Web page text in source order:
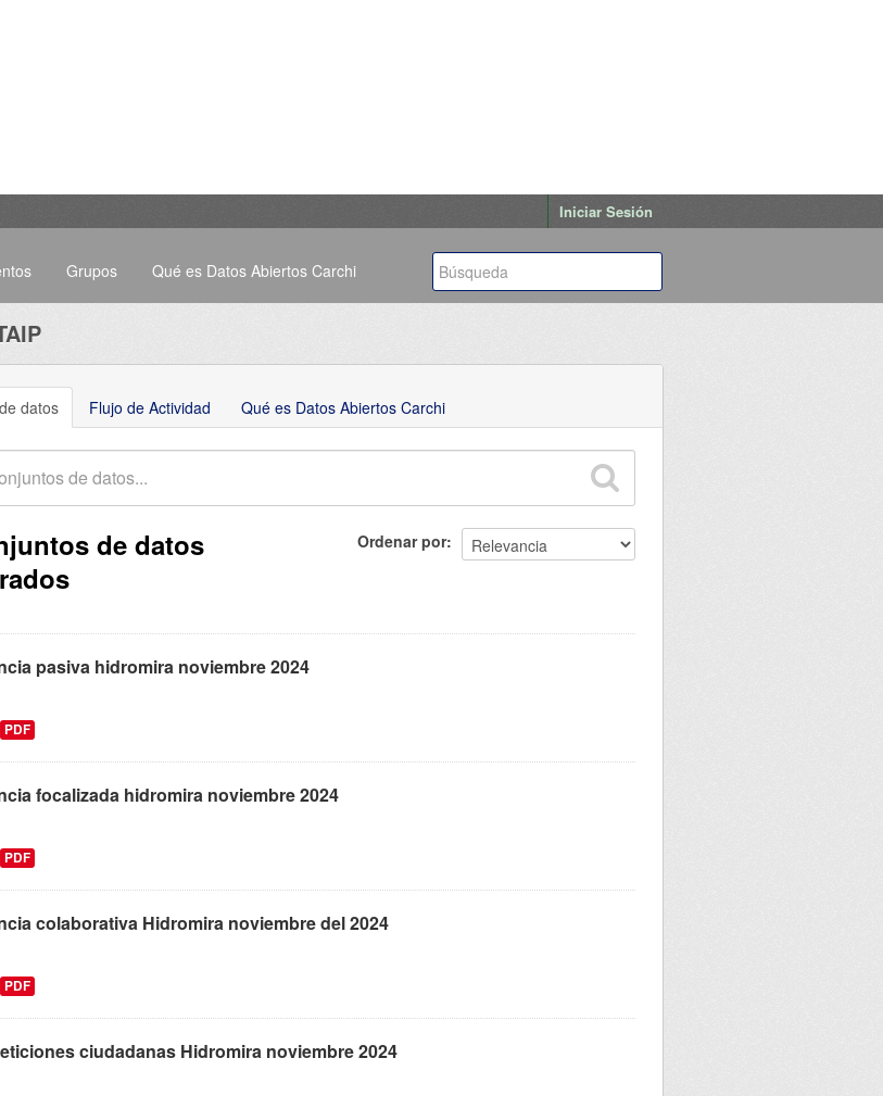
Iniciar Sesión
Grupos Qué es Datos Abiertos Carchi
datos Flujo de Actividad Qué es Datos Abiertos Carchi
Ordenar por
de datos
pasiva hidromira noviembre 2024
PDF
focalizada hidromira noviembre 2024
PDF
colaborativa Hidromira noviembre del 2024
PDF
ciudadanas Hidromira noviembre 2024